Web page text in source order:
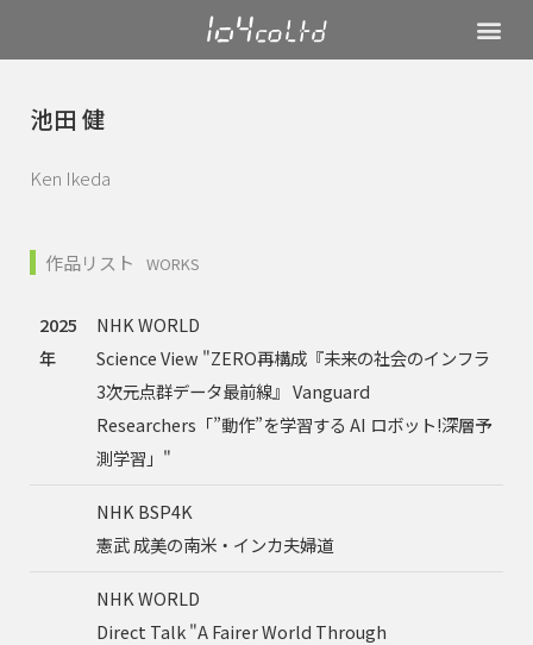
池田 健
Ken Ikeda
作品リスト WORKS
2025
年
NHK WORLD
Science View "ZERO再構成『未来の社会のインフラ
3次元点群データ最前線』 Vanguard
Researchers「”動作”を学習する AI ロボット!深層予
測学習」"
NHK BSP4K
憲武 成美の南米・インカ夫婦道
NHK WORLD
Direct Talk "A Fairer World Through